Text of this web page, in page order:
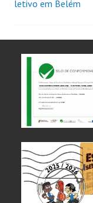
letivo em Belém